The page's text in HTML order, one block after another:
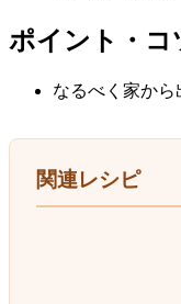
ポイント・コ
なるべく家から
関連レシピ